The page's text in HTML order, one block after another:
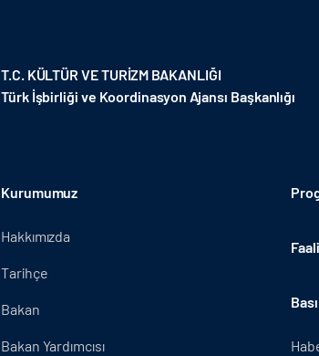
T.C. KÜLTÜR VE TURİZM BAKANLIĞI
Türk İşbirliği ve Koordinasyon Ajansı Başkanlığı
Kurumumuz
Hakkımızda
Tarihçe
Bakan
Bakan Yardımcısı